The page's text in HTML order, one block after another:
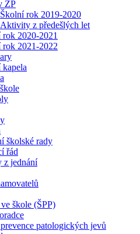
ŽP
Školní rok 2019-2020
Aktivity z předešlých let
rok 2020-2021
rok 2021-2022
školské rady
řád
z jednání
škole (ŠPP)
patologických jevů